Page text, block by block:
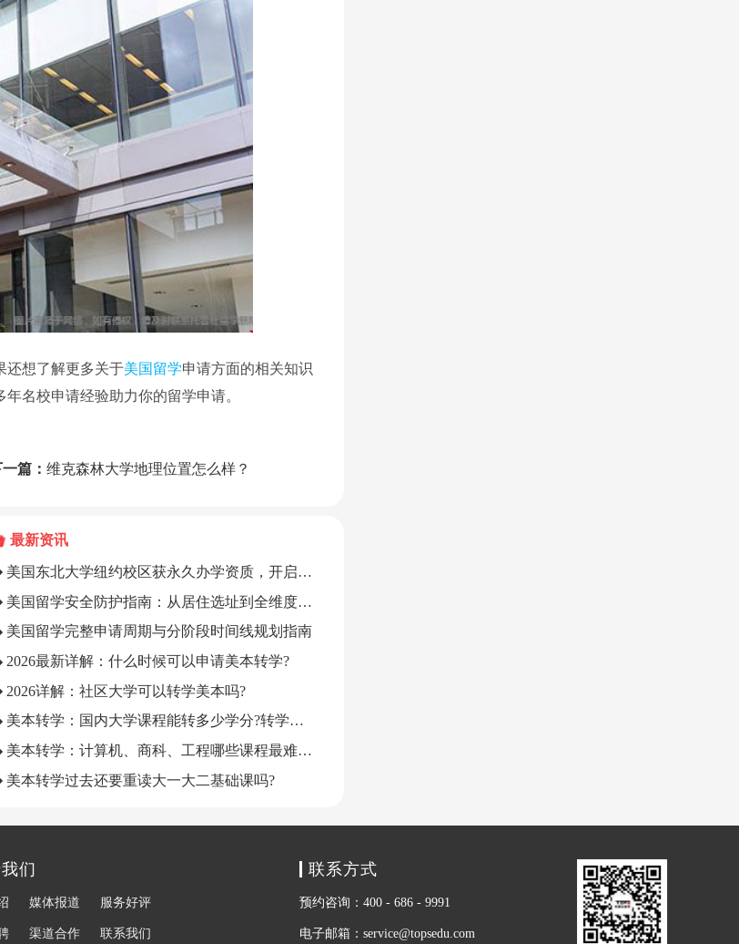
还想了解更多关于美国留学申请方面的相关知识
名校申请经验助力你的留学申请。
篇： 维克森林大学地理位置怎么样？
最新资讯
美国东北大学纽约校区获永久办学资质，开启曼哈顿本科教育新篇章
美国留学安全防护指南：从居住选址到全维度风险防范
美国留学完整申请周期与分阶段时间线规划指南
2026最新详解：什么时候可以申请美本转学?
2026详解：社区大学可以转学美本吗?
美本转学：国内大学课程能转多少学分?转学分少要多读一年怎么办?
美本转学：计算机、商科、工程哪些课程最难转学分?
美本转学过去还要重读大一大二基础课吗?
们
媒体报道 服务好评
渠道合作 联系我们
联系方式
预约咨询：400 - 686 - 9991
电子邮箱：service@topsedu.com